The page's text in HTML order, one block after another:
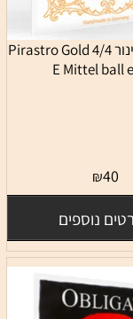
מיתר מי לכינור 4/4 Pirastro Gold
E Mittel ball
₪40
נוספים